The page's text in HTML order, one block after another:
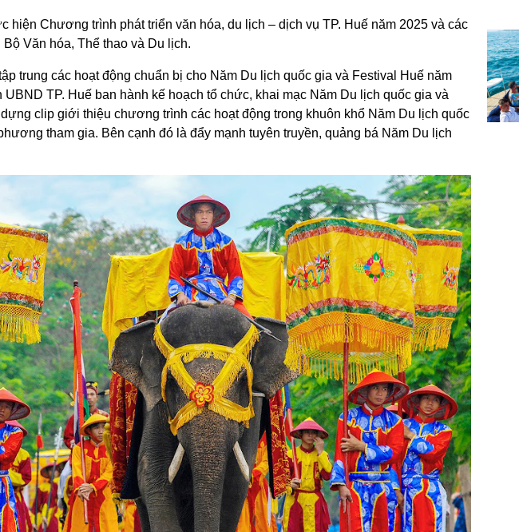
hiện Chương trình phát triển văn hóa, du lịch – dịch vụ TP. Huế năm 2025 và các
Văn hóa, Thể thao và Du lịch.
trung các hoạt động chuẩn bị cho Năm Du lịch quốc gia và Festival Huế năm
TP. Huế ban hành kế hoạch tổ chức, khai mạc Năm Du lịch quốc gia và
clip giới thiệu chương trình các hoạt động trong khuôn khổ Năm Du lịch quốc
tham gia. Bên cạnh đó là đẩy mạnh tuyên truyền, quảng bá Năm Du lịch